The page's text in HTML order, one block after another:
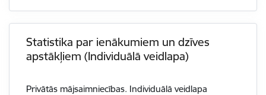
Statistika par ienākumiem un dzīves
apstākļiem (Individuālā veidlapa)
Privātās mājsaimniecības. Individuālā veidlapa